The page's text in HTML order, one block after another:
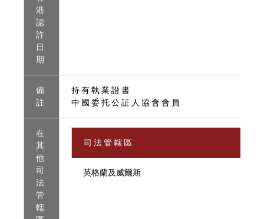
港
認
許
日
期
備
註
持 有 執 業 證 書
中 國 委 托 公 証 人 協 會 會 員
在
其
他
司
法
管
轄
司 法 管 轄 區
英格蘭及威爾斯